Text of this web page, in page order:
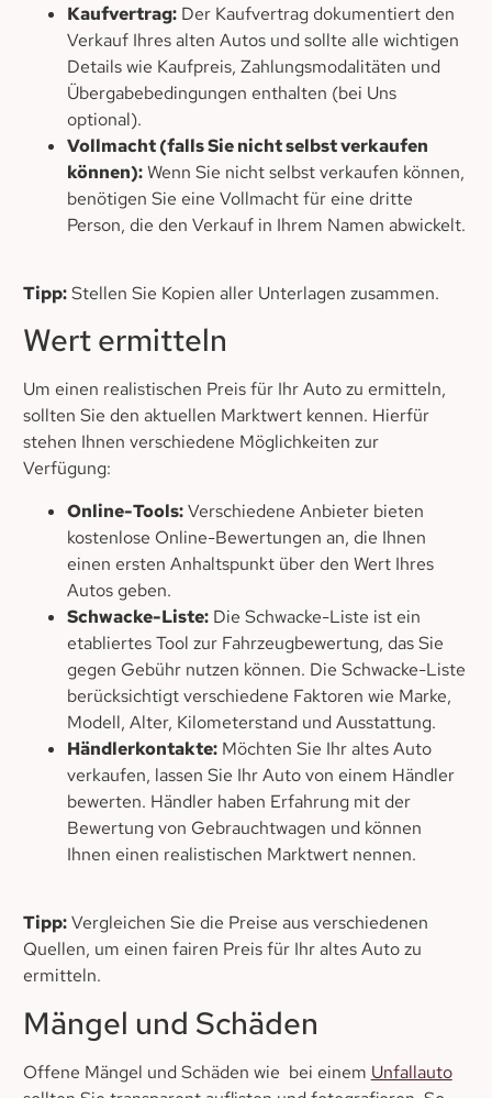
Kaufvertrag:Der Kaufvertrag dokumentiert den
Verkauf Ihres alten Autos und sollte alle wichtigen
Details wie Kaufpreis, Zahlungsmodalitäten und
Übergabebedingungen enthalten (bei Uns
optional).
Vollmacht (falls Sie nicht selbst verkaufen
können):Wenn Sie nicht selbst verkaufen können,
benötigen Sie eine Vollmacht für eine dritte
Person, die den Verkauf in Ihrem Namen abwickelt.
Tipp:Stellen Sie Kopien aller Unterlagen zusammen.
Wert ermitteln
Um einen realistischen Preis für Ihr Auto zu ermitteln,
sollten Sie den aktuellen Marktwert kennen. Hierfür
stehen Ihnen verschiedene Möglichkeiten zur
Verfügung:
Online-Tools:Verschiedene Anbieter bieten
kostenlose Online-Bewertungen an, die Ihnen
einen ersten Anhaltspunkt über den Wert Ihres
Autos geben.
Schwacke-Liste:Die Schwacke-Liste ist ein
etabliertes Tool zur Fahrzeugbewertung, das Sie
gegen Gebühr nutzen können. Die Schwacke-Liste
berücksichtigt verschiedene Faktoren wie Marke,
Modell, Alter, Kilometerstand und Ausstattung.
Händlerkontakte:Möchten Sie Ihr altes Auto
verkaufen, lassen Sie Ihr Auto von einem Händler
bewerten. Händler haben Erfahrung mit der
Bewertung von Gebrauchtwagen und können
Ihnen einen realistischen Marktwert nennen.
Tipp:Vergleichen Sie die Preise aus verschiedenen
Quellen, um einen fairen Preis für Ihr altes Auto zu
ermitteln.
Mängel und Schäden
Offene Mängel und Schäden wie bei einem Unfallauto